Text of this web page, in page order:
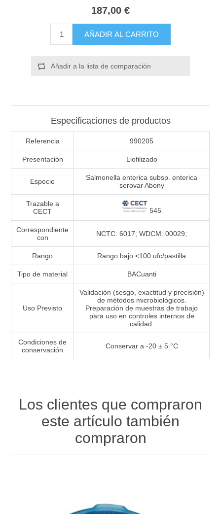
187,00 €
AÑADIR AL CARRITO
Añadir a la lista de comparación
Especificaciones de productos
Referencia 990205
Presentación Liofilizado
Especie
Salmonella enterica subsp. enterica
serovar Abony
Trazable a
CECT
545
Correspondiente
con
NCTC: 6017; WDCM: 00029;
Rango Rango bajo <100 ufc/pastilla
Tipo de material BACuanti
Uso Previsto
Validación (sesgo, exactitud y precisión)
de métodos microbiológicos.
Preparación de muestras de trabajo
para uso en controles internos de
calidad.
Condiciones de
conservación
Conservar a -20 ± 5 °C
Los clientes que compraron
este artículo también
compraron